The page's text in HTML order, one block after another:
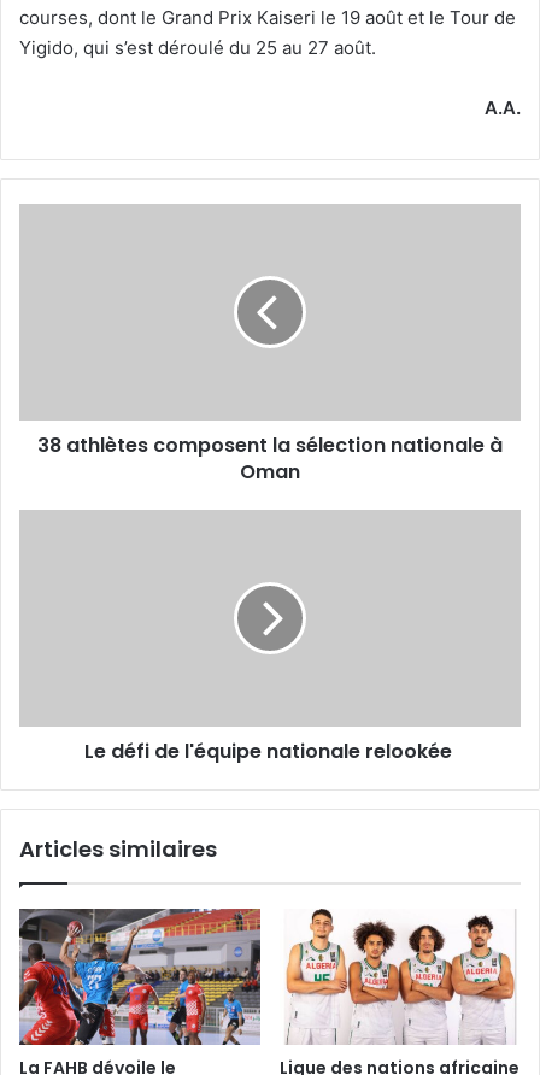
courses, dont le Grand Prix Kaiseri le 19 août et le Tour de
Yigido, qui s’est déroulé du 25 au 27 août.
A.A.
38 athlètes composent la sélection nationale à
Oman
Le défi de l'équipe nationale relookée
Articles similaires
La FAHB dévoile le Ligue des nations africaine